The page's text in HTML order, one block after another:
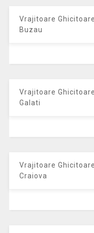
Vrajitoare
Buzau
Vrajitoare
Galati
Vrajitoare
Craiova